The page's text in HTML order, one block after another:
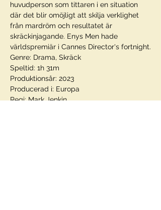
huvudperson som tittaren i en situation
där det blir omöjligt att skilja verklighet
från mardröm och resultatet är
skräckinjagande. Enys Men hade
världspremiär i Cannes Director's fortnight.
Genre: Drama, Skräck
Speltid: 1h 31m
Produktionsår: 2023
Producerad i: Europa
Regi: Mark Jenkin